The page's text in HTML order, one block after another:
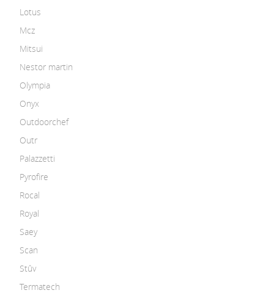
Lotus
Mcz
Mitsui
Nestor martin
Olympia
Onyx
Outdoorchef
Outr
Palazzetti
Pyrofire
Rocal
Royal
Saey
Scan
Stûv
Termatech